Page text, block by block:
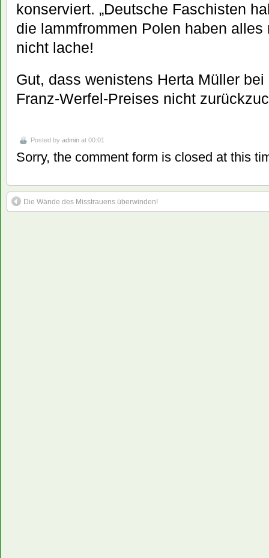
konserviert. „Deutsche Faschisten
die lammfrommen Polen haben alles
nicht lache!
Gut, dass wenistens Herta Müller
Franz-Werfel-Preises nicht
Posted by admin at 00:01
Sorry, the comment form is closed at this
Die Wände des Misstrauens überwinden!